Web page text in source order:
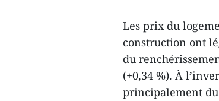
Les prix du
construction ont
du
(+0,34 %). À
principalement du